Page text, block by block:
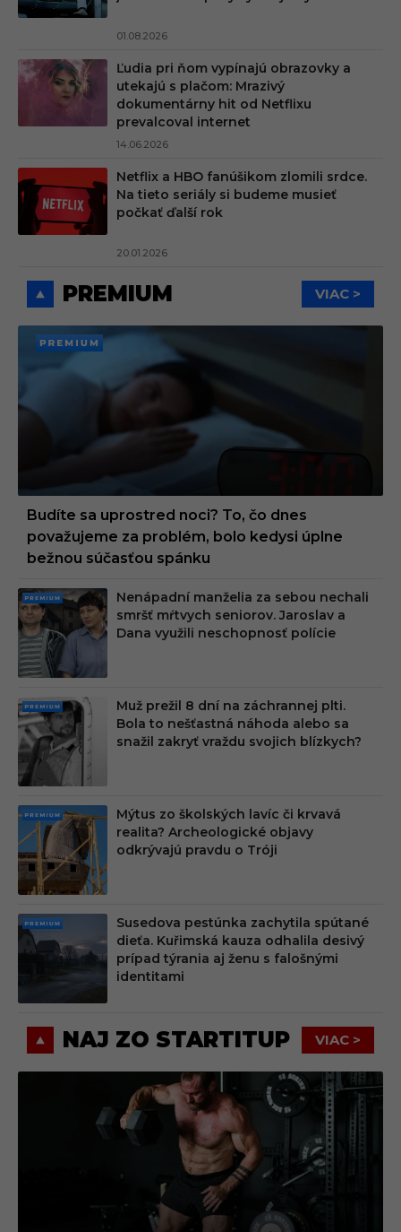
01.08.2026
Ľudia pri ňom vypínajú obrazovky a
utekajú s plačom: Mrazivý
dokumentárny hit od Netflixu
prevalcoval internet
14.06.2026
Netflix a HBO fanúšikom zlomili srdce.
Na tieto seriály si budeme musieť
počkať ďalší rok
20.01.2026
PREMIUM VIAC >
PREMI
UM
Budíte sa uprostred noci? To, čo dnes
považujeme za problém, bolo kedysi úplne
bežnou súčasťou spánku
PRE
MIU
M
Nenápadní manželia za sebou nechali
smršť mŕtvych seniorov. Jaroslav a
Dana využili neschopnosť polície
PRE
MIU
M
Muž prežil 8 dní na záchrannej plti.
Bola to nešťastná náhoda alebo sa
snažil zakryť vraždu svojich blízkych?
PRE
MIU
M
Mýtus zo školských lavíc či krvavá
realita? Archeologické objavy
odkrývajú pravdu o Tróji
PRE
MIU
Susedova pestúnka zachytila spútané
dieťa. Kuřimská kauza odhalila desivý
prípad týrania aj ženu s falošnými
identitami
NAJ ZO STARTITUP VIAC >